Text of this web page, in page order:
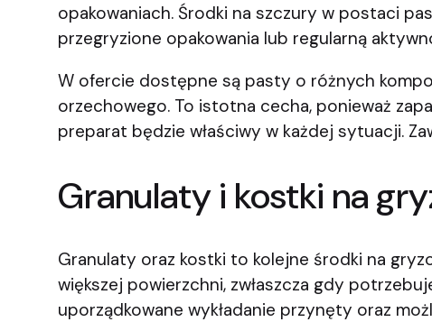
opakowaniach. Środki na szczury w postaci
przegryzione opakowania lub regularną
W ofercie dostępne są pasty o różnych
orzechowego. To istotna cecha, ponieważ
preparat będzie właściwy w każdej sytuacji.
Granulaty i kostki na
Granulaty oraz kostki to kolejne środki na
większej powierzchni, zwłaszcza gdy
uporządkowane wykładanie przynęty oraz